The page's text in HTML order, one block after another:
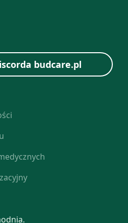
budcare.pl